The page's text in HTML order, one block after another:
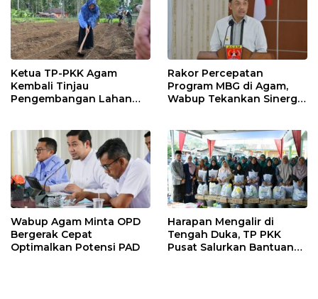
Ketua TP-PKK Agam
Kembali Tinjau
Pengembangan Lahan
Rakor Percepatan
Program MBG di Agam,
Wabup Tekankan Sinergi
Wabup Agam Minta OPD
Bergerak Cepat
Optimalkan Potensi PAD
Harapan Mengalir di
Tengah Duka, TP PKK
Pusat Salurkan Bantuan